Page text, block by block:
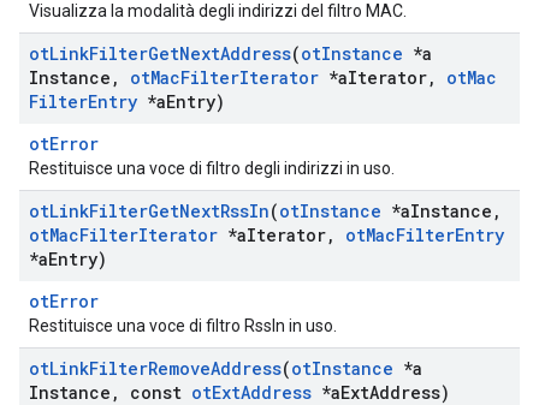
Visualizza la modalità degli indirizzi del filtro MAC.
otLinkFilterGetNextAddress(otInstance *a
Instance , otMacFilterIterator *aIterator, otMac
FilterEntry *aEntry)
otError
Restituisce una voce di filtro degli indirizzi in uso.
otLinkFilterGetNextRssIn(otInstance *aInstance ,
otMacFilterIterator *aIterator, otMacFilterEntry
*aEntry)
otError
Restituisce una voce di filtro RssIn in uso.
otLinkFilterRemoveAddress(otInstance *a
Instance , const otExtAddress *aExtAddress)